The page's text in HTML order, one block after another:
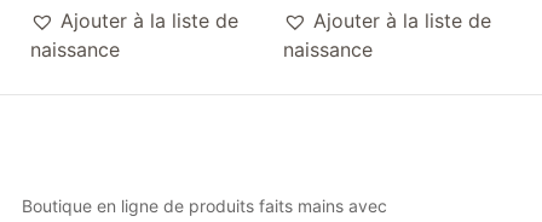
Ajouter à la liste de
naissance
Ajouter à la liste de
naissance
Boutique en ligne de produits faits mains avec